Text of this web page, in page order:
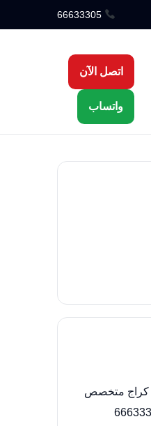
66633305
اتصل الآن
واتساب
كراج متخصص